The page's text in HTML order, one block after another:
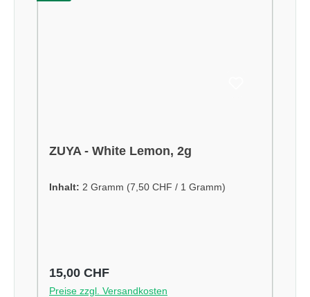
ZUYA - White Lemon, 2g
Inhalt: 2 Gramm (7,50 CHF / 1 Gramm)
Regulärer Preis:
15,00 CHF
Preise zzgl. Versandkosten